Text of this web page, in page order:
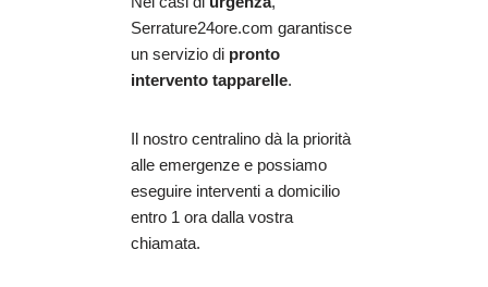
Serrature24ore.com garantisce
un servizio di pronto
intervento tapparelle.
Il nostro centralino dà la priorità
alle emergenze e possiamo
eseguire interventi a domicilio
entro 1 ora dalla vostra
chiamata.